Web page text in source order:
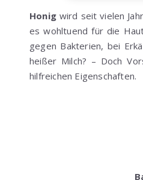
Honig wird seit vielen
es wohltuend für die
gegen Bakterien, bei
heißer Milch? – Doch
hilfreichen Eigenschaften.